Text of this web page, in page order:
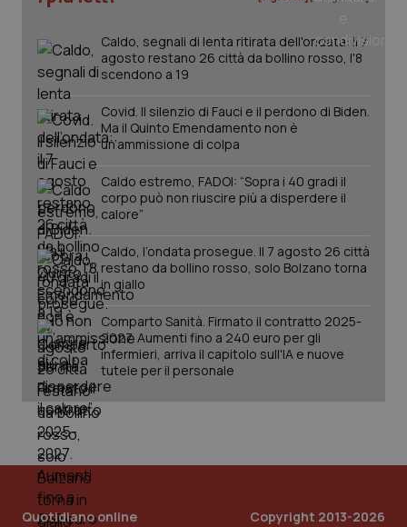
Caldo, segnali di lenta ritirata dell'ondata: il 7
agosto restano 26 città da bollino rosso, l'8
scendono a 19
Covid. Il silenzio di Fauci e il perdono di Biden.
Ma il Quinto Emendamento non è
un’ammissione di colpa
Caldo estremo, FADOI: “Sopra i 40 gradi il
corpo può non riuscire più a disperdere il
calore”
Caldo, l’ondata prosegue. Il 7 agosto 26 città
restano da bollino rosso, solo Bolzano torna
in giallo
Comparto Sanità. Firmato il contratto 2025-
2027. Aumenti fino a 240 euro per gli
infermieri, arriva il capitolo sull'IA e nuove
tutele per il personale
Quotidiano online
Copyright 2013-2026
PHPSESSID
PHP.net